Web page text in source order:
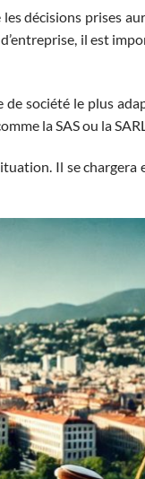
décisions prises
il est
société le plus
la SAS ou la
Il se